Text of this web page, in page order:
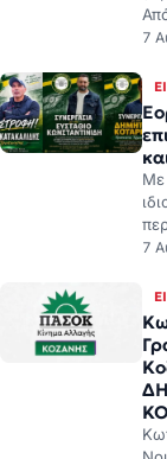
Με
7